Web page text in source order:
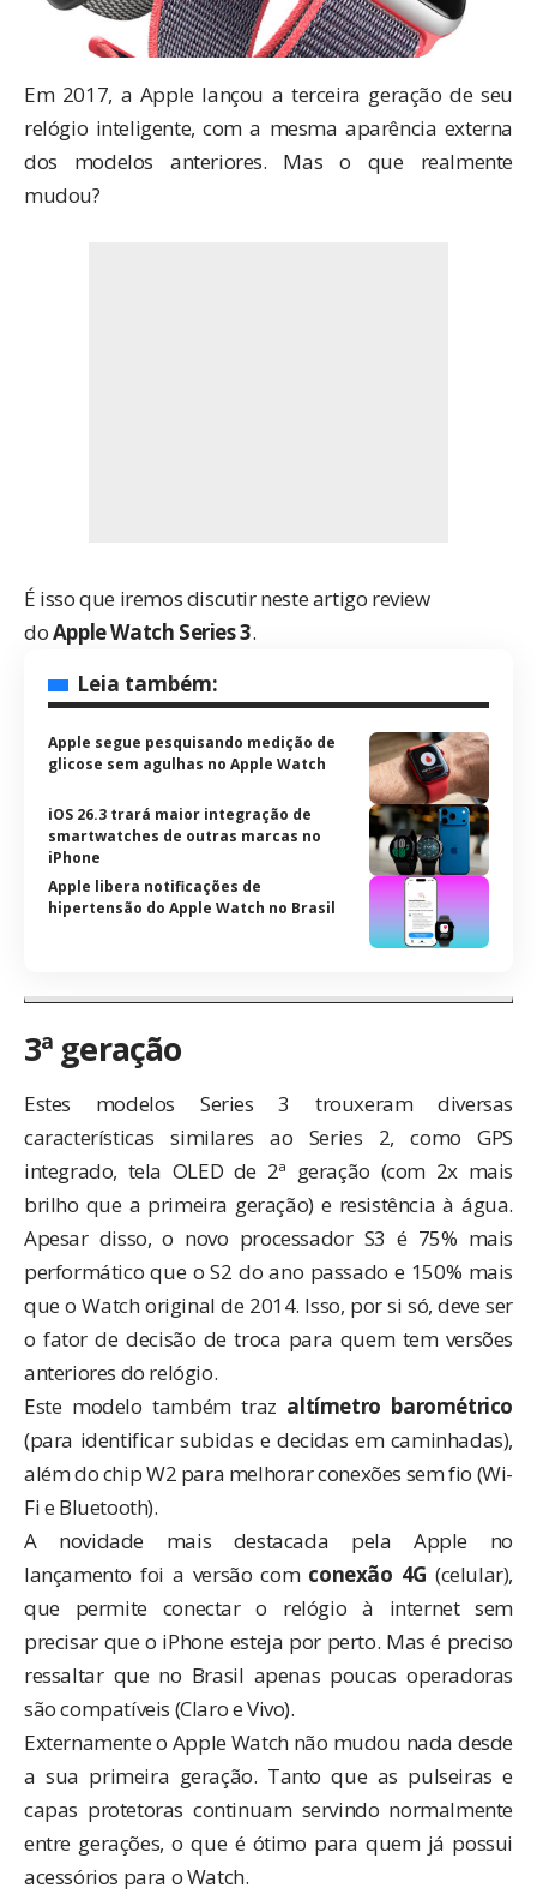
Em 2017, a Apple lançou a terceira geração de seu
relógio inteligente, com a mesma aparência externa
dos modelos anteriores. Mas o que realmente
mudou?
É isso que iremos discutir neste artigo review
doApple Watch Series 3.
Leia também:
Apple segue pesquisando medição de
glicose sem agulhas no Apple Watch
iOS 26.3 trará maior integração de
smartwatches de outras marcas no
iPhone
Apple libera notificações de
hipertensão do Apple Watch no Brasil
3ª geração
Estes modelos Series 3 trouxeram diversas
características similares ao Series 2, como GPS
integrado, tela OLED de 2ª geração (com 2x mais
brilho que a primeira geração) e resistência à água.
Apesar disso, o novo processador S3 é 75% mais
performático que o S2 do ano passado e 150% mais
que o Watch original de 2014. Isso, por si só, deve ser
o fator de decisão de troca para quem tem versões
anteriores do relógio.
Este modelo também traz altímetro barométrico
(para identificar subidas e decidas em caminhadas),
além do chip W2 para melhorar conexões sem fio (Wi-
Fi e Bluetooth).
A novidade mais destacada pela Apple no
lançamento foi a versão com conexão 4G (celular),
que permite conectar o relógio à internet sem
precisar que o iPhone esteja por perto. Mas é preciso
ressaltar que no Brasil apenas poucas operadoras
são compatíveis (Claro e Vivo).
Externamente o Apple Watch não mudou nada desde
a sua primeira geração. Tanto que as pulseiras e
capas protetoras continuam servindo normalmente
entre gerações, o que é ótimo para quem já possui
acessórios para o Watch.